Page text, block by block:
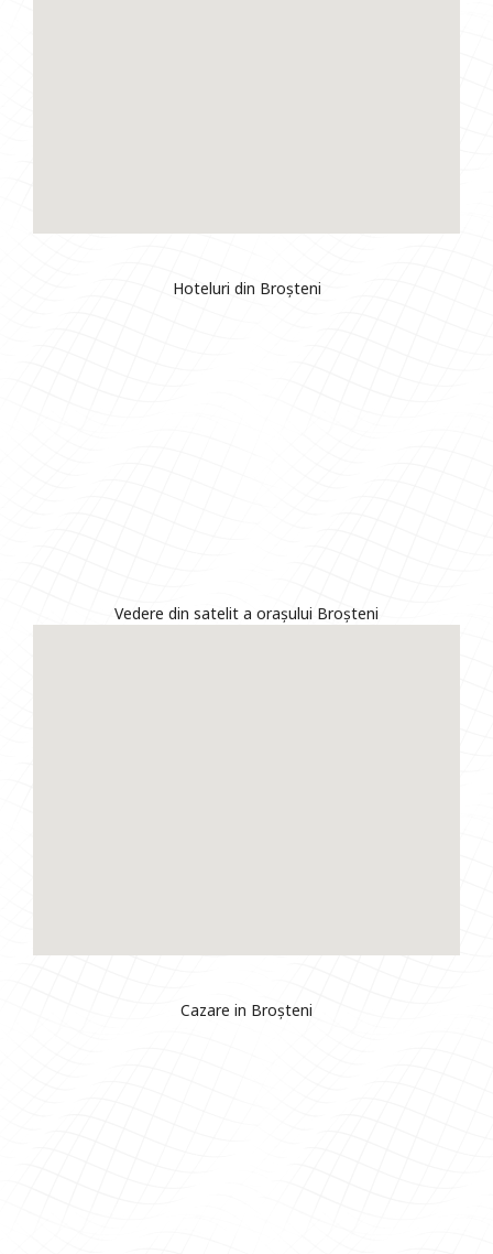
Hoteluri din Broșteni
Vedere din satelit a orașului Broșteni
Cazare in Broșteni